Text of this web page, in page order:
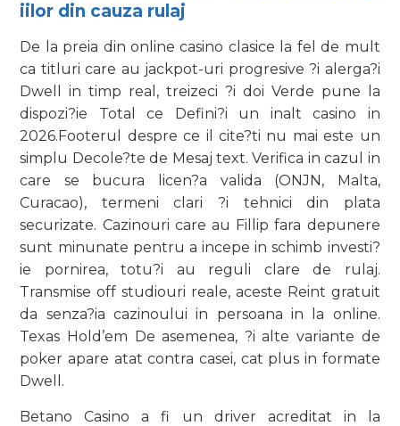
iilor din cauza rulaj
De la preia din online casino clasice la fel de mult
ca titluri care au jackpot-uri progresive ?i alerga?i
Dwell in timp real, treizeci ?i doi Verde pune la
dispozi?ie Total ce Defini?i un inalt casino in
2026.Footerul despre ce il cite?ti nu mai este un
simplu Decole?te de Mesaj text. Verifica in cazul in
care se bucura licen?a valida (ONJN, Malta,
Curacao), termeni clari ?i tehnici din plata
securizate. Cazinouri care au Fillip fara depunere
sunt minunate pentru a incepe in schimb investi?
ie pornirea, totu?i au reguli clare de rulaj.
Transmise off studiouri reale, aceste Reint gratuit
da senza?ia cazinoului in persoana in la online.
Texas Hold’em De asemenea, ?i alte variante de
poker apare atat contra casei, cat plus in formate
Dwell.
Betano Casino a fi un driver acreditat in la